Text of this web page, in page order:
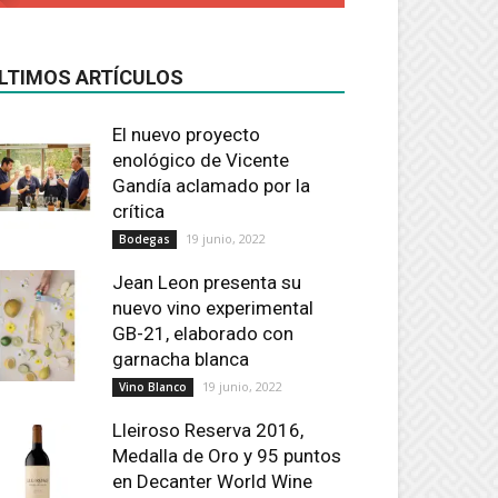
ARTÍCULOS
El nuevo proyecto
enológico de Vicente
Gandía aclamado por la
crítica
Bodegas 19 junio, 2022
Jean Leon presenta su
nuevo vino experimental
GB-21, elaborado con
garnacha blanca
Vino Blanco 19 junio, 2022
Lleiroso Reserva 2016,
Medalla de Oro y 95 puntos
en Decanter World Wine